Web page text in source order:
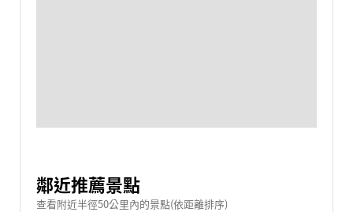
鄰近推薦景點
查看附近半徑50公里內的景點(依距離排序)